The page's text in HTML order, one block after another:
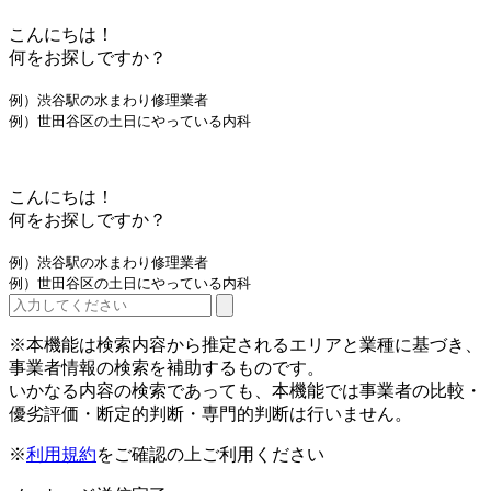
こんにちは！
何をお探しですか？
例）渋谷駅の水まわり修理業者
例）世田谷区の土日にやっている内科
こんにちは！
何をお探しですか？
例）渋谷駅の水まわり修理業者
例）世田谷区の土日にやっている内科
※本機能は検索内容から推定されるエリアと業種に基づき、
事業者情報の検索を補助するものです。
いかなる内容の検索であっても、本機能では事業者の比較・
優劣評価・断定的判断・専門的判断は行いません。
※利用規約をご確認の上ご利用ください